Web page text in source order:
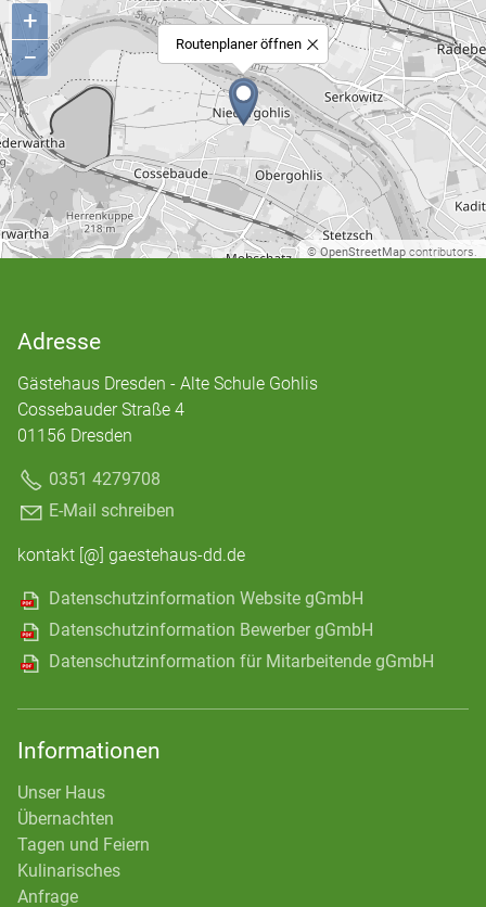
Routenplaner öffnen
+
−
©OpenStreetMap contributors.
Adresse
Gästehaus Dresden - Alte Schule Gohlis
Cossebauder Straße 4
01156 Dresden
0351 4279708
E-Mail schreiben
kontakt [@] gaestehaus-dd.de
Datenschutzinformation Website gGmbH
Datenschutzinformation Bewerber gGmbH
Datenschutzinformation für Mitarbeitende gGmbH
Informationen
Unser Haus
Übernachten
Tagen und Feiern
Kulinarisches
Anfrage